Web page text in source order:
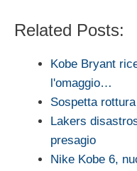
Related Posts:
Kobe Bryant
l'omaggio…
Sospetta
Lakers
presagio
Nike Kobe 6,